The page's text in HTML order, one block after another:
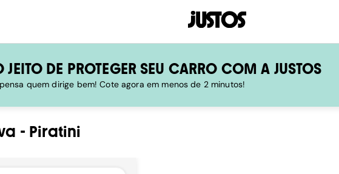
DE PROTEGER SEU CARRO COM A JUSTOS
quem dirige bem! Cote agora em menos de 2 minutos!
- Piratini